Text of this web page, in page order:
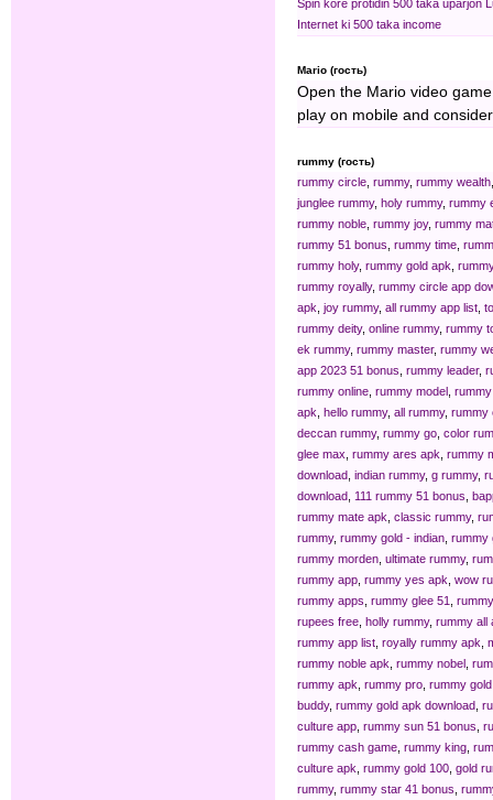
Spin kore protidin 500 taka uparjon
Internet ki 500 taka income
Mario (гость)
Open the Mario video
play on mobile and
rummy (гость)
rummy circle rummy, rummy wealth
junglee rummy, holy rummy, rummy
rummy noble rummy joy, rummy
rummy 51 bonus rummy time
rummy holy, rummy gold apk
rummy royally, rummy circle app
apk joy rummy, all rummy app list
rummy deity, online rummy, rummy
ek rummy, rummy master, rummy
app 2023 51 bonus rummy leader,
rummy online rummy model
apk hello rummy, all rummy, rummy
deccan rummy, rummy go color
glee max rummy ares apk rummy
download indian rummy, g rummy,
download 111 rummy 51 bonus
rummy mate apk classic rummy,
rummy, rummy gold - indian rummy
rummy morden ultimate rummy,
rummy app rummy yes apk wow
rummy apps rummy glee 51
rupees free holly rummy, rummy all
rummy app list royally rummy apk
rummy noble apk rummy nobel
rummy apk rummy pro rummy
buddy, rummy gold apk download
culture app rummy sun 51 bonus
rummy cash game rummy king
culture apk rummy gold 100 gold
rummy, rummy star 41 bonus